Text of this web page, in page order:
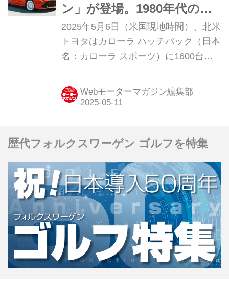
ン」が登場。1980年代のカ
ローラFXをインスパイア
2025年5月6日（米国現地時間）、北米
トヨタはカローラ ハッチバック（日本
名：カローラ スポーツ）に1600台限
2025年秋から販売すると発表した。
Webモーターマガジン編集部
歴代フォルクスワーゲン ゴルフを特集